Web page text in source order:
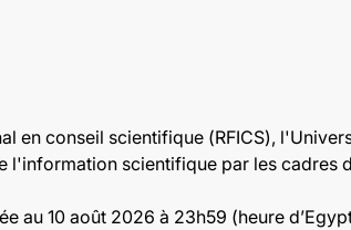
en conseil scientifique (RFICS),
l'information scientifique par les cadres
au 10 août 2026 à 23h59 (heure